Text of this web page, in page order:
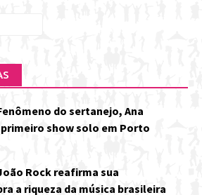
do sertanejo, Ana
show solo em Porto
Rock reafirma sua
a riqueza da música brasileira